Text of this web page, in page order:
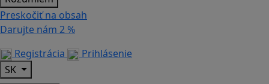
Preskočiť na obsah
Darujte nám 2 %
Registrácia
Prihlásenie
SK